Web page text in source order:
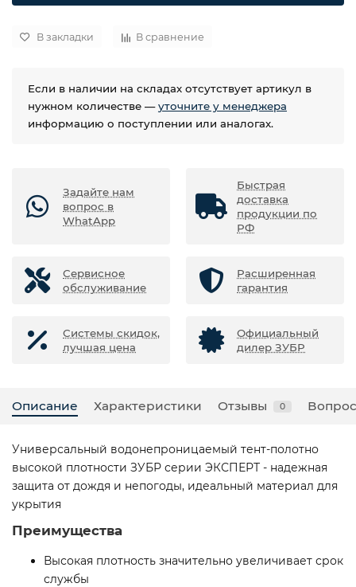
В закладки В сравнение
Если в наличии на складах отсутствует артикул в
нужном количестве —уточните у менеджера
информацию о поступлении или аналогах.
Задайте нам
вопрос в
WhatApp
Быстрая
доставка
продукции по
РФ
Сервисное
обслуживание
Расширенная
гарантия
Системы скидок,
лучшая цена
Официальный
дилер ЗУБР
Описание Характеристики Отзывы 0
Универсальный водонепроницаемый тент-полотно
высокой плотности ЗУБР серии ЭКСПЕРТ - надежная
защита от дождя и непогоды, идеальный материал для
укрытия
Преимущества
Высокая плотность значительно увеличивает срок
службы